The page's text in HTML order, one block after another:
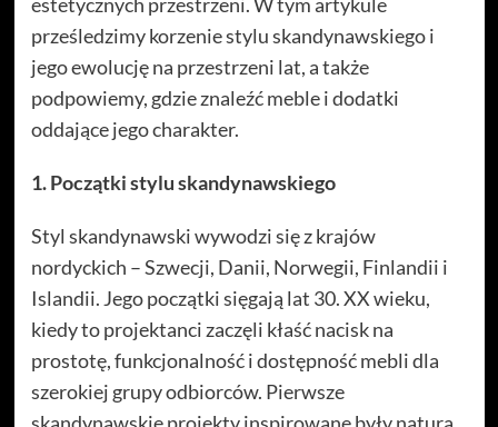
estetycznych przestrzeni. W tym artykule
prześledzimy korzenie stylu skandynawskiego i
jego ewolucję na przestrzeni lat, a także
podpowiemy, gdzie znaleźć meble i dodatki
oddające jego charakter.
1. Początki stylu skandynawskiego
Styl skandynawski wywodzi się z krajów
nordyckich – Szwecji, Danii, Norwegii, Finlandii i
Islandii. Jego początki sięgają lat 30. XX wieku,
kiedy to projektanci zaczęli kłaść nacisk na
prostotę, funkcjonalność i dostępność mebli dla
szerokiej grupy odbiorców. Pierwsze